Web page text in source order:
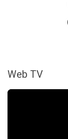
Web TV